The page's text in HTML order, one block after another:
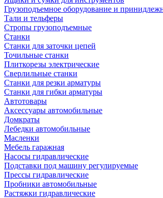
Грузоподъемное оборудование и
Тали и тельферы
Стропы грузоподъемные
Станки
Станки для заточки цепей
Точильные станки
Плиткорезы электрические
Сверлильные станки
Станки для резки арматуры
Станки для гибки арматуры
Автотовары
Аксессуары автомобильные
Домкраты
Лебедки автомобильные
Масленки
Мебель гаражная
Насосы гидравлические
Подставки под машину регулируемые
Прессы гидравлические
Пробники автомобильные
Растяжки гидравлические